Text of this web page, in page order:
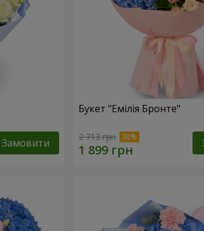
Замовити
Букет "Емілія Бронте"
2 713 грн